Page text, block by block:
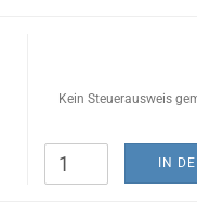
Kein Steuerausweis
IN